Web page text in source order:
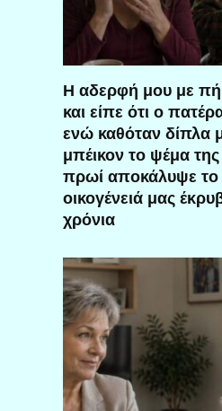
Η αδερφή μου με
και είπε ότι ο
ενώ καθόταν δίπλα
μπέικον το ψέμα της
πρωί αποκάλυψε το
οικογένειά μας
χρόνια